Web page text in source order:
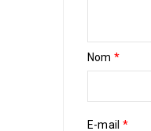
Nom *
E-mail *